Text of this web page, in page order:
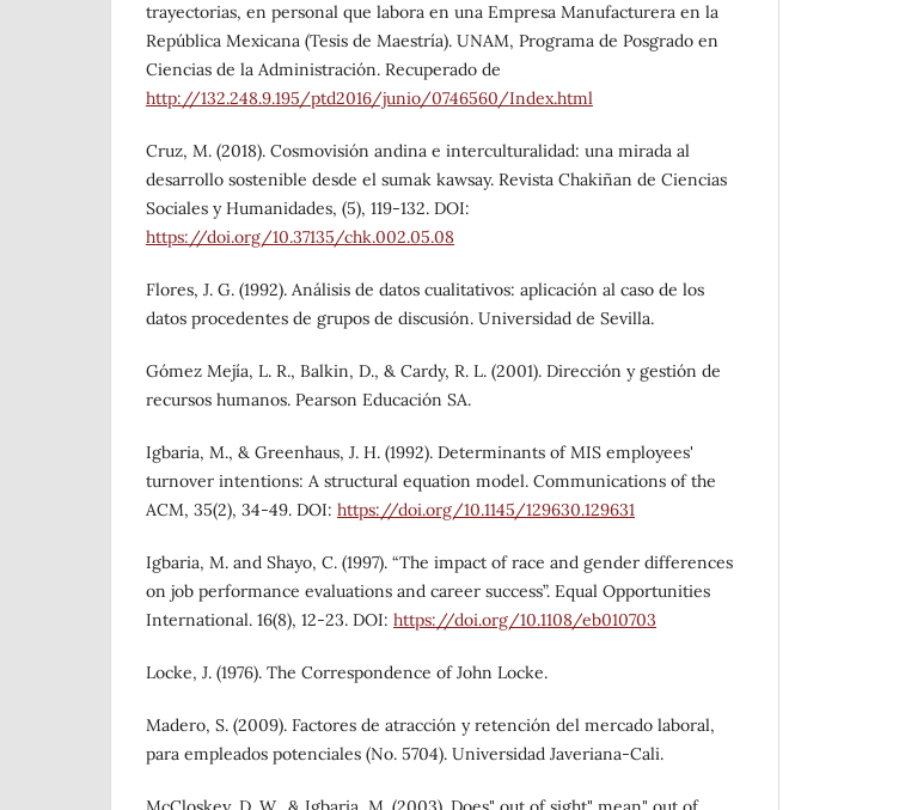
trayectorias, en personal que labora en una Empresa Manufacturera en la
República Mexicana (Tesis de Maestría). UNAM, Programa de Posgrado en
Ciencias de la Administración. Recuperado de
http://132.248.9.195/ptd2016/junio/0746560/Index.html
Cruz, M. (2018). Cosmovisión andina e interculturalidad: una mirada al
desarrollo sostenible desde el sumak kawsay. Revista Chakiñan de Ciencias
Sociales y Humanidades, (5), 119-132. DOI:
https://doi.org/10.37135/chk.002.05.08
Flores, J. G. (1992). Análisis de datos cualitativos: aplicación al caso de los
datos procedentes de grupos de discusión. Universidad de Sevilla.
Gómez Mejía, L. R., Balkin, D., & Cardy, R. L. (2001). Dirección y gestión de
recursos humanos. Pearson Educación SA.
Igbaria, M., & Greenhaus, J. H. (1992). Determinants of MIS employees'
turnover intentions: A structural equation model. Communications of the
ACM, 35(2), 34-49. DOI: https://doi.org/10.1145/129630.129631
Igbaria, M. and Shayo, C. (1997). “The impact of race and gender differences
on job performance evaluations and career success”. Equal Opportunities
International. 16(8), 12-23. DOI: https://doi.org/10.1108/eb010703
Locke, J. (1976). The Correspondence of John Locke.
Madero, S. (2009). Factores de atracción y retención del mercado laboral,
para empleados potenciales (No. 5704). Universidad Javeriana-Cali.